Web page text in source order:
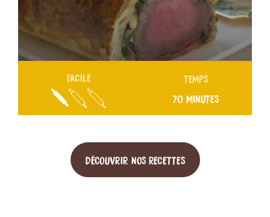
FACILE TEMPS
70 MINUTES
DÉCOUVRIR NOS RECETTES